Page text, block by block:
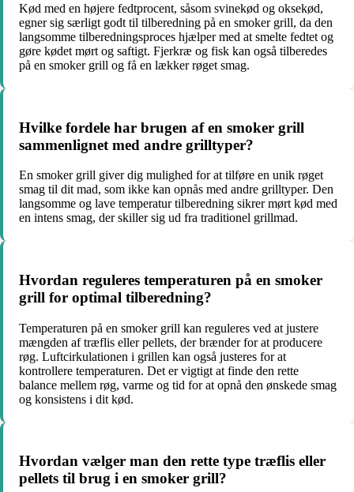
Kød med en højere fedtprocent, såsom svinekød og oksekød,
egner sig særligt godt til tilberedning på en smoker grill, da den
langsomme tilberedningsproces hjælper med at smelte fedtet og
gøre kødet mørt og saftigt. Fjerkræ og fisk kan også tilberedes
på en smoker grill og få en lækker røget smag.
Hvilke fordele har brugen af en smoker grill
sammenlignet med andre grilltyper?
En smoker grill giver dig mulighed for at tilføre en unik røget
smag til dit mad, som ikke kan opnås med andre grilltyper. Den
langsomme og lave temperatur tilberedning sikrer mørt kød med
en intens smag, der skiller sig ud fra traditionel grillmad.
Hvordan reguleres temperaturen på en smoker
grill for optimal tilberedning?
Temperaturen på en smoker grill kan reguleres ved at justere
mængden af træflis eller pellets, der brænder for at producere
røg. Luftcirkulationen i grillen kan også justeres for at
kontrollere temperaturen. Det er vigtigt at finde den rette
balance mellem røg, varme og tid for at opnå den ønskede smag
og konsistens i dit kød.
Hvordan vælger man den rette type træflis eller
pellets til brug i en smoker grill?